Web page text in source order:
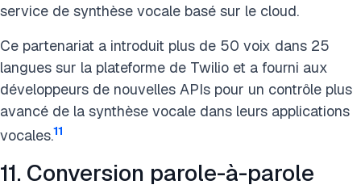
service de synthèse vocale basé sur le cloud.
Ce partenariat a introduit plus de 50 voix dans 25
langues sur la plateforme de Twilio et a fourni aux
développeurs de nouvelles APIs pour un contrôle plus
avancé de la synthèse vocale dans leurs applications
vocales.11
11. Conversion parole-à-parole